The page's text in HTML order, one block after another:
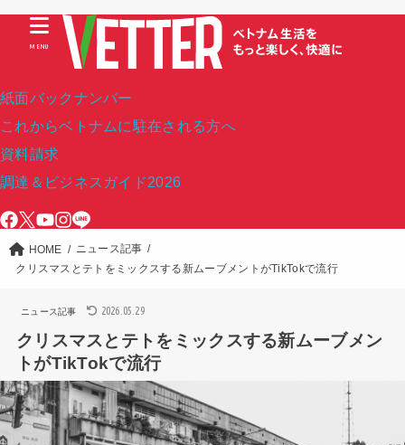
紙面バックナンバー
これからベトナムに駐在される方へ
資料請求
調達＆ビジネスガイド2026
MENU
HOME
ニュース記事
クリスマスとテトをミックスする新ムーブメントがTikTokで流行
ニュース記事 2026.05.29
クリスマスとテトをミックスする新ムーブメン
トがTikTokで流行